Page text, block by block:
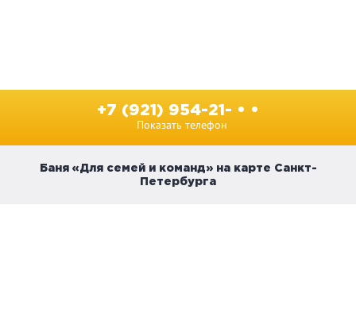
+7 (921) 954-21- • •
Показать телефон
Баня «Для семей и команд» на карте Санкт-
Петербурга